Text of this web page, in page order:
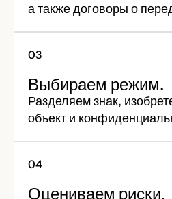
а также договоры о
Выбираем режим.
Разделяем знак,
объект и
Оцениваем риски.